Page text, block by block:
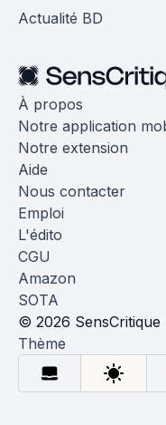
Actualité BD
À propos
Notre application
Notre extension
Aide
Nous contacter
Emploi
L'édito
CGU
Amazon
SOTA
© 2026 SensCritique
Thème